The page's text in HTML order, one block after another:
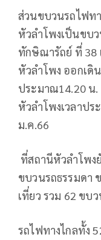
ส่วนขบวนรถไฟท
หัวลำโพงเป็นขบ
ทักษิณารัถย์ ที่ 38
หัวลำโพง ออกเดิ
ประมาณ14.20 น.
หัวลำโพงเวลาป
ม.ค.66
ที่สถานีหัวลำโพง
ขบวนรถธรรมดา
เที่ยว รวม 62 ขบ
รถไฟทางไกลทั้ง